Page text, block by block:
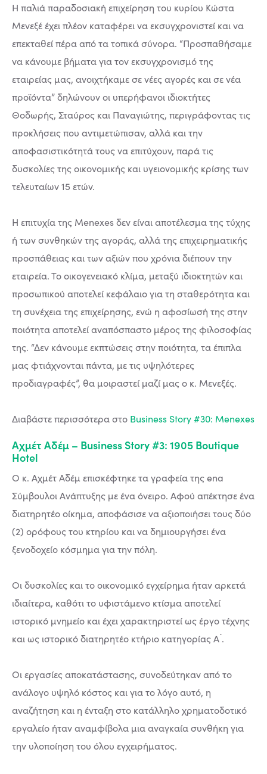
Η παλιά παραδοσιακή επιχείρηση του κυρίου Κώστα
Μενεξέ έχει πλέον καταφέρει να εκσυγχρονιστεί και να
επεκταθεί πέρα από τα τοπικά σύνορα. “Προσπαθήσαμε
να κάνουμε βήματα για τον εκσυγχρονισμό της
εταιρείας μας, ανοιχτήκαμε σε νέες αγορές και σε νέα
προϊόντα” δηλώνουν οι υπερήφανοι ιδιοκτήτες
Θοδωρής, Σταύρος και Παναγιώτης, περιγράφοντας τις
προκλήσεις που αντιμετώπισαν, αλλά και την
αποφασιστικότητά τους να επιτύχουν, παρά τις
δυσκολίες της οικονομικής και υγειονομικής κρίσης των
τελευταίων 15 ετών.
Η επιτυχία της Μenexes δεν είναι αποτέλεσμα της τύχης
ή των συνθηκών της αγοράς, αλλά της επιχειρηματικής
προσπάθειας και των αξιών που χρόνια διέπουν την
εταιρεία. Το οικογενειακό κλίμα, μεταξύ ιδιοκτητών και
προσωπικού αποτελεί κεφάλαιο για τη σταθερότητα και
τη συνέχεια της επιχείρησης, ενώ η αφοσίωσή της στην
ποιότητα αποτελεί αναπόσπαστο μέρος της φιλοσοφίας
της. “Δεν κάνουμε εκπτώσεις στην ποιότητα, τα έπιπλα
μας φτιάχνονται πάντα, με τις υψηλότερες
προδιαγραφές”, θα μοιραστεί μαζί μας ο κ. Μενεξές.
Διαβάστε περισσότερα στο Business Story #30: Menexes
Αχμέτ Αδέμ – Business Story #3: 1905 Boutique
Hotel
Ο κ. Αχμέτ Αδέμ επισκέφτηκε τα γραφεία της ena
Σύμβουλοι Ανάπτυξης με ένα όνειρο. Αφού απέκτησε ένα
διατηρητέο οίκημα, αποφάσισε να αξιοποιήσει τους δύο
(2) ορόφους του κτηρίου και να δημιουργήσει ένα
ξενοδοχείο κόσμημα για την πόλη.
Οι δυσκολίες και το οικονομικό εγχείρημα ήταν αρκετά
ιδιαίτερα, καθότι το υφιστάμενο κτίσμα αποτελεί
ιστορικό μνημείο και έχει χαρακτηριστεί ως έργο τέχνης
και ως ιστορικό διατηρητέο κτήριο κατηγορίας Α ́.
Οι εργασίες αποκατάστασης, συνοδεύτηκαν από το
ανάλογο υψηλό κόστος και για το λόγο αυτό, η
αναζήτηση και η ένταξη στο κατάλληλο χρηματοδοτικό
εργαλείο ήταν αναμφίβολα μια αναγκαία συνθήκη για
την υλοποίηση του όλου εγχειρήματος.